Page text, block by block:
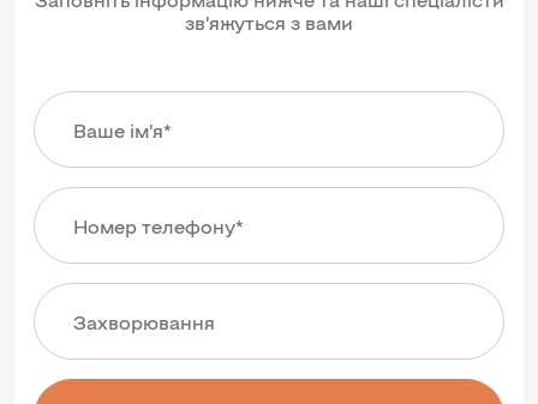
зв’яжуться з вами